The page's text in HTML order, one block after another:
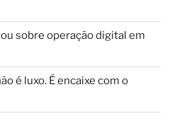
sobre operação digital em
é luxo. É encaixe com o